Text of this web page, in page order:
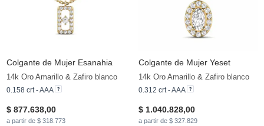
Colgante de Mujer Esanahia
14k Oro Amarillo & Zafiro blanco
0.158 crt - AAA
$ 877.638,00
a partir de $ 318.773
Colgante de Mujer Yeset
14k Oro Amarillo & Zafiro blanco
0.312 crt - AAA
$ 1.040.828,00
a partir de $ 327.829